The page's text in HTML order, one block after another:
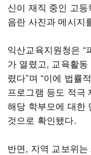
신이 재직 중인 고
음란 사진과 메시지
익산교육지원청은
가 열렸고, 교육활
렸다”며 “이에 법률
프로그램 등도 적극
해당 학부모에 대한
것으로 확인됐다.
반면, 지역 교보위